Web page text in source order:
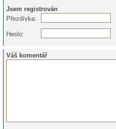
Jsem registrován
Přezdívka:
Heslo:
Váš komentář